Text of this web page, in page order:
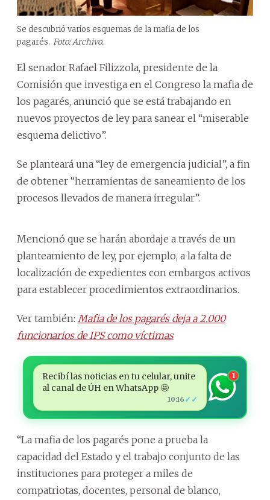
Se descubrió varios esquemas de la mafia de los
pagarés. Foto: Archivo.
El senador Rafael Filizzola, presidente de la
Comisión que investiga en el Congreso la mafia de
los pagarés, anunció que se está trabajando en
nuevos proyectos de ley para sanear el “miserable
esquema delictivo”.
Se planteará una “ley de emergencia judicial”, a fin
de obtener “herramientas de saneamiento de los
procesos llevados de manera irregular”.
Mencionó que se harán abordaje a través de un
planteamiento de ley, por ejemplo, a la falta de
localización de expedientes con embargos activos
para establecer procedimientos extraordinarios.
Ver también: Mafia de los pagarés deja a 2.000
funcionarios de IPS como víctimas
Recibí las noticias en tu celular, unite
al canal de ÚH en WhatsApp 🤩
10:16 ✓✓
1
“La mafia de los pagarés pone a prueba la
capacidad del Estado y el trabajo conjunto de las
instituciones para proteger a miles de
compatriotas, docentes, personal de blanco,